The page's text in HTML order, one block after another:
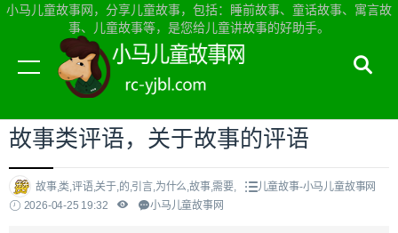
小马儿童故事网，分享儿童故事，包括：睡前故事、童话故事、寓言故
事、儿童故事等，是您给儿童讲故事的好助手。
当前位置：小马儿童故事网首页>儿童故事
故事类评语，关于故事的评语
故事,类,评语,关于,的,引言,为什么,故事,需要,
儿童故事-小马儿童故事网
2026-04-25 19:32
小马儿童故事网